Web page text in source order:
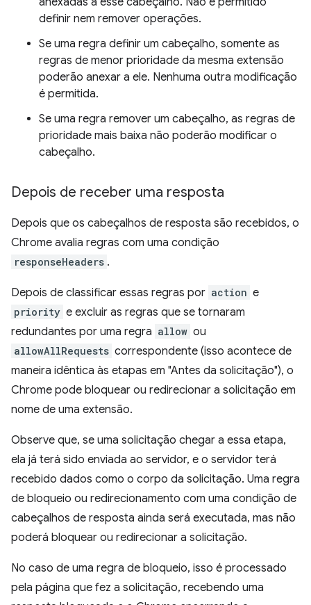
definir nem remover operações.
Se uma regra definir um cabeçalho, somente as
regras de menor prioridade da mesma extensão
poderão anexar a ele. Nenhuma outra modificação
é permitida.
Se uma regra remover um cabeçalho, as regras de
prioridade mais baixa não poderão modificar o
cabeçalho.
Depois de receber uma resposta
Depois que os cabeçalhos de resposta são recebidos, o
Chrome avalia regras com uma condição
responseHeaders .
Depois de classificar essas regras por action e
priority e excluir as regras que se tornaram
redundantes por uma regra allow ou
allowAllRequests correspondente (isso acontece de
maneira idêntica às etapas em "Antes da solicitação"), o
Chrome pode bloquear ou redirecionar a solicitação em
nome de uma extensão.
Observe que, se uma solicitação chegar a essa etapa,
ela já terá sido enviada ao servidor, e o servidor terá
recebido dados como o corpo da solicitação. Uma regra
de bloqueio ou redirecionamento com uma condição de
cabeçalhos de resposta ainda será executada, mas não
poderá bloquear ou redirecionar a solicitação.
No caso de uma regra de bloqueio, isso é processado
pela página que fez a solicitação, recebendo uma